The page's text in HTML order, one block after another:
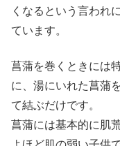
くなるという言われ
ています。
菖蒲を巻くときには
に、湯にいれた菖蒲
て結ぶだけです。
菖蒲には基本的に肌